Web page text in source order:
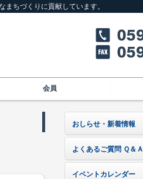
ちづくりに貢献しています。
会員
おしらせ・新着情報
よくあるご質問 Ｑ＆Ａ
イベントカレンダー